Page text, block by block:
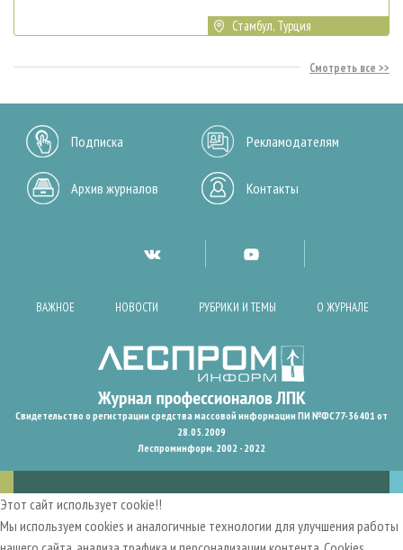
Стамбул, Турция
Смотреть все
Подписка Рекламодателям
Архив журналов Контакты
ВАЖНОЕ НОВОСТИ РУБРИКИ И ТЕМЫ О ЖУРНАЛЕ
Свидетельство о регистрации средства массовой информации ПИ №ФС77-36401 от
28.05.2009
Леспроминформ. 2002 - 2022
Этот сайт использует cookie!!
Мы используем cookies и аналогичные технологии для улучшения работы